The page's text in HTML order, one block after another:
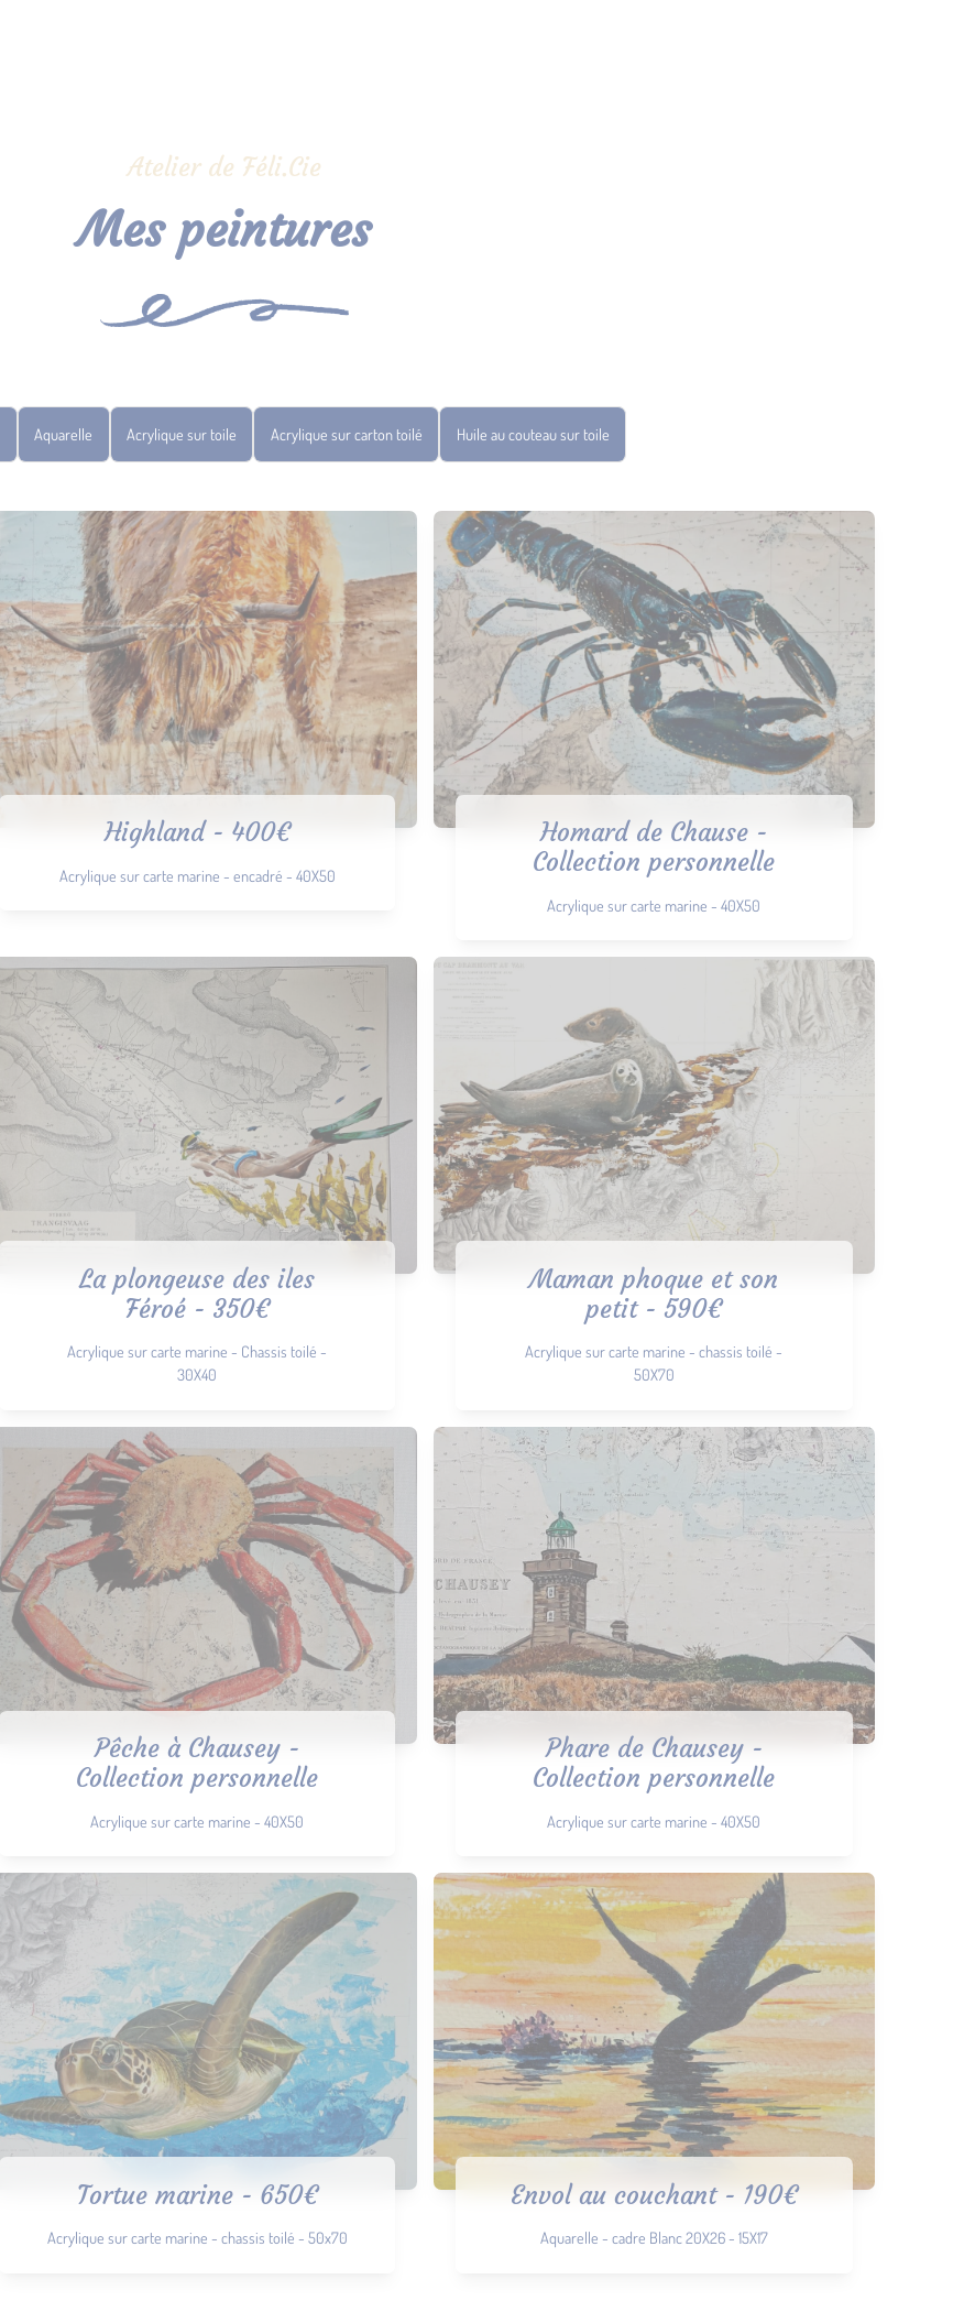
Atelier de Féli.Cie
Mes peintures
Aquarelle Acrylique sur toile Acrylique sur carton toilé Huile au couteau sur toile
Highland - 400€
Acrylique sur carte marine - encadré - 40X50
Homard de Chause -
Collection personnelle
Acrylique sur carte marine - 40X50
La plongeuse des iles
Féroé - 350€
Acrylique sur carte marine - Chassis toilé -
30X40
Maman phoque et son
petit - 590€
Acrylique sur carte marine - chassis toilé -
50X70
Pêche à Chausey -
Collection personnelle
Acrylique sur carte marine - 40X50
Phare de Chausey -
Collection personnelle
Acrylique sur carte marine - 40X50
Tortue marine - 650€
Acrylique sur carte marine - chassis toilé - 50x70
Envol au couchant - 190€
Aquarelle - cadre Blanc 20X26 - 15X17